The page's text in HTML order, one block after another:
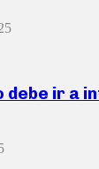
debe ir a